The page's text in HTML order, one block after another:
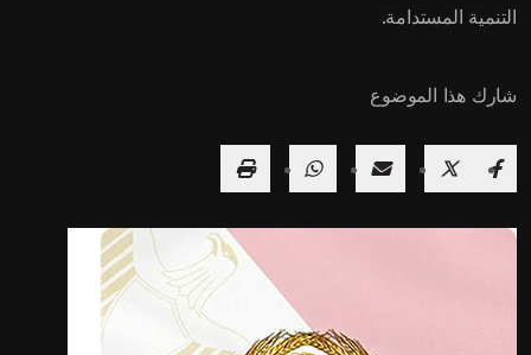
التنمية المستدامة.
شارك هذا الموضوع